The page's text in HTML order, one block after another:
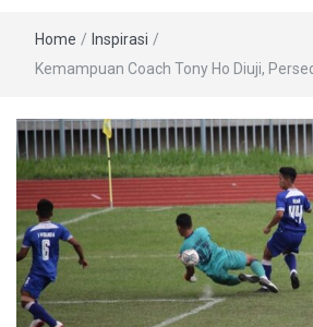
Home / Inspirasi /
Kemampuan Coach Tony Ho Diuji,